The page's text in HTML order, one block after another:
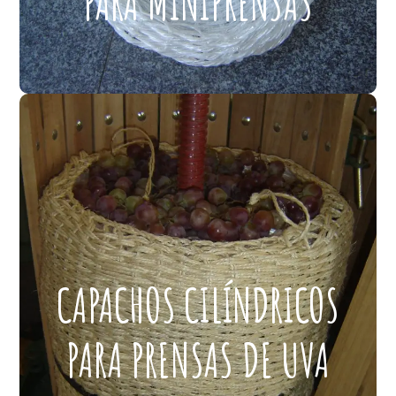
Capacho para miniprensas en polipropileno y rafia,
medidas 40 cm. de diámetro, ojo de 4 y 5,5 cm.
CAPACHOS CILÍNDRICOS
PARA PRENSAS DE UVA
CAPACHOS CILÍNDRICOS
PARA PRENSAS DE UVA
Capachos especiales para la obtención del mosto
de la uva. Filtra el mosto sin los residuos que se
cuelan por los jaulillos, obteniéndose yá filtrado.
Se pueden prensar las uvas sin necesidad de
triturarlas. Desprende fácilmente la plasta de los